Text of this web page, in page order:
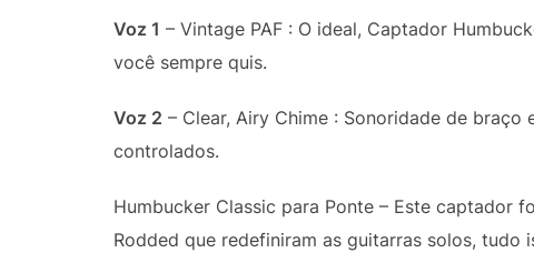
Voz 1 – Vintage PAF : O ideal, Captador
você sempre quis.
Voz 2 – Clear, Airy Chime : Sonoridade de
controlados.
Humbucker Classic para Ponte – Este captador
Rodded que redefiniram as guitarras solos, tudo